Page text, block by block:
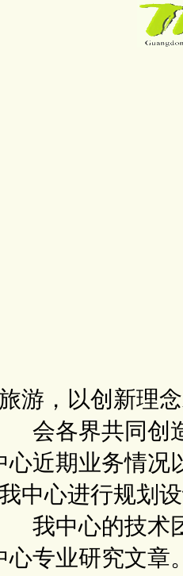
游，以创新理
会各界共同创
心近期业务情况
中心进行规划
我中心的技术
心专业研究文章